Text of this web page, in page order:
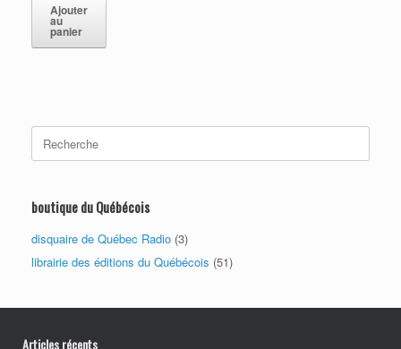
Ajouter
au
panier
Search
for:
boutique du Québécois
disquaire de Québec Radio (3)
librairie des éditions du Québécois (51)
Articles récents